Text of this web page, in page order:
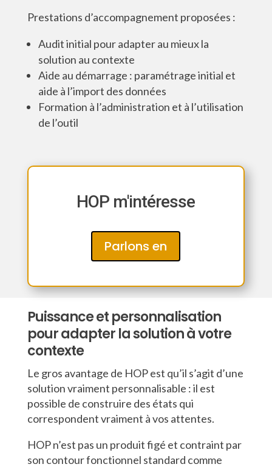
Prestations d’accompagnement proposées :
Audit initial pour adapter au mieux la
solution au contexte
Aide au démarrage : paramétrage initial et
aide à l’import des données
Formation à l’administration et à l’utilisation
de l’outil
HOP m'intéresse
Parlons en
Puissance et personnalisation
pour adapter la solution à votre
contexte
Le gros avantage de HOP est qu’il s’agit d’une
solution vraiment personnalisable : il est
possible de construire des états qui
correspondent vraiment à vos attentes.
HOP n’est pas un produit figé et contraint par
son contour fonctionnel standard comme